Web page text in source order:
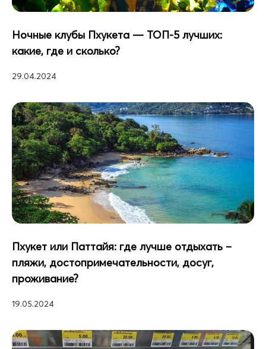
Ночные клубы Пхукета — ТОП-5 лучших:
какие, где и сколько?
29.04.2024
Пхукет или Паттайя: где лучше отдыхать –
пляжи, достопримечательности, досуг,
проживание?
19.05.2024